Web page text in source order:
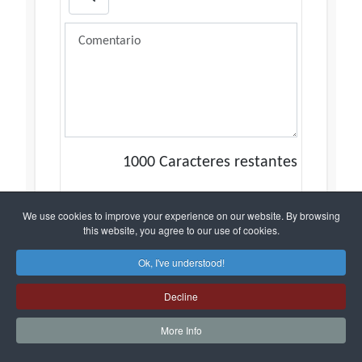
We use cookies to improve your experience on our website. By browsing
this website, you agree to our use of cookies.
Ok, I've understood!
Decline
More Info
1000 Caracteres restantes
Recibir las respuestas
Doy mi consentimiento para que este sitio